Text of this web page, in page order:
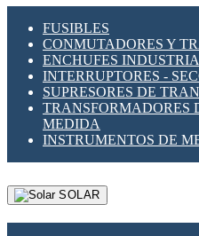
FUSIBLES
CONMUTADORES Y
ENCHUFES
INTERRUPTORES -
SUPRESORES DE
TRANSFORMADORES
MEDIDA
INSTRUMENTOS DE
SOLAR